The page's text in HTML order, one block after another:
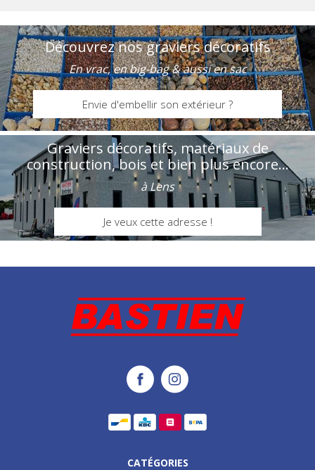
Découvrez nos graviers décoratifs
En vrac, en big-bag & aussi en sac
Envie d'embellir son extérieur ?
Graviers décoratifs, matériaux de
construction, bois et bien plus encore...
à Lens
Je veux cette adresse !
CATÉGORIES